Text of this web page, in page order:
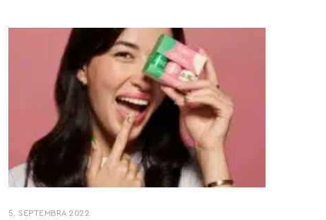
5. SEPTEMBRA 2022